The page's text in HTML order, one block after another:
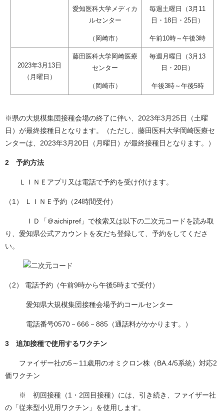
愛知医科大学メディカ
ルセンター
（岡崎市）
毎週土曜日（3月11
日・18日・25日）
午前10時～午後3時
2023年3月13日
（月曜日）
藤田医科大学岡崎医療
センター
（岡崎市）
毎週月曜日（3月13
日・20日）
午後3時～午後5時
※県の大規模集団接種会場の終了に伴い、2023年3月25日（土曜
日）が最終接種日となります。（ただし、藤田医科大学岡崎医療セ
ンターは、2023年3月20日（月曜日）が最終接種日となります。）
2 予約方法
ＬＩＮＥアプリ又は電話で予約を受け付けます。
（1） ＬＩＮＥ予約（24時間受付）
ＩＤ「＠aichipref」で検索又は以下の二次元コードを読み取
り、愛知県公式アカウントを友だち登録して、予約をしてくださ
い。
（2） 電話予約（午前9時から午後5時まで受付）
愛知県大規模集団接種会場予約コールセンター
電話番号0570－666－885（通話料がかかります。）
3 追加接種で使用するワクチン
ファイザー社の5～11歳用のオミクロン株（BA.4/5系統）対応2
価ワクチン
※ 初回接種（1・2回目接種）には、引き続き、ファイザー社
の「従来型小児用ワクチン」を使用します。